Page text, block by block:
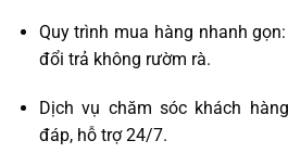
Quy trình mua hàng nhanh
đổi trả không rườm rà.
Dịch vụ chăm sóc khách
đáp, hỗ trợ 24/7.